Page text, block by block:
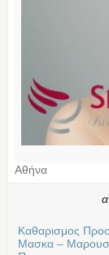
Αθήνα
Καθαρισμος
Μασκα –